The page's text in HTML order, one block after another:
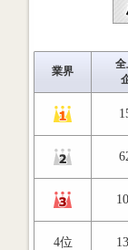
業界
4位